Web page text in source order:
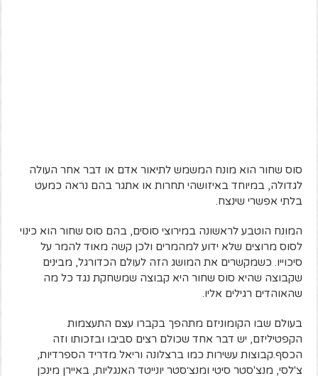
סוס שחור הוא מונח המשמש לתיאור אדם או דבר אחר העולה
לגדולה, במיוחד באיזושהי תחרות או אתגר בהם נראה כמעט
בלתי אפשרי שינצח.
המונח הוטבע לראשונה במירוצי סוסים, בהם סוס שחור הוא כינוי
לסוס מרוצים שלא ידוע למהמרים ולכן קשה מאוד להמר על
סיכוייו. כשמקשרים את המושג הזה לעולם הכדורגל, מבינים
שקבוצה שהיא סוס שחור היא קבוצה שמשחקת נגד כל מה
שהאוהדים רגילים אליו.
בעולם שבו הקומוניזם מתהפך בקברו עצם התעצמות
הקפטיליזם, יש דבר אחד שכולם רצים סביבו ובזכותו וזה
הכסף.קבוצות עשירות כמו ברצלונה וריאל מדריד הספרדיות,
צ'לסי, מנצ'סטר סיטי ומנצ׳סטר יונייטד האנגליות, באיירן מינכן